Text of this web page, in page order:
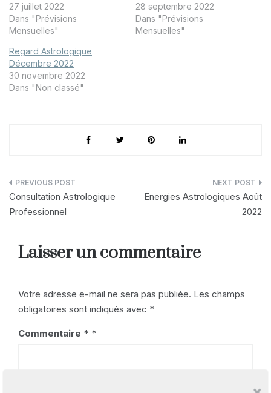
27 juillet 2022
Dans "Prévisions
Mensuelles"
28 septembre 2022
Dans "Prévisions
Mensuelles"
Regard Astrologique
Décembre 2022
30 novembre 2022
Dans "Non classé"
Navigation
de
Consultation Astrologique
Professionnel
Energies Astrologiques Août
2022
Laisser un commentaire
Votre adresse e-mail ne sera pas publiée. Les champs
obligatoires sont indiqués avec *
Commentaire *